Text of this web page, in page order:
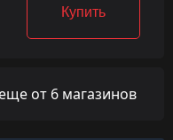
Купить
от 6 магазинов